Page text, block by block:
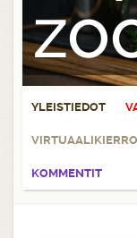
YLEISTIEDOT
KOMMENTIT